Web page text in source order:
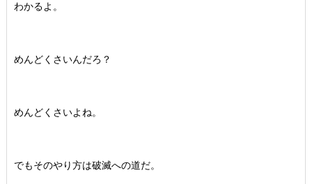
わかるよ。
めんどくさいんだろ？
めんどくさいよね。
でもそのやり方は破滅への道だ。